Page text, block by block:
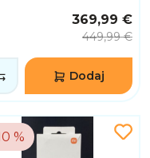
369,99 €
449,99 €
Dodaj
%